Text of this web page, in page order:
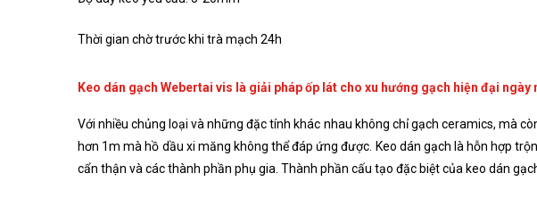
Thời gian chờ trước khi trà mạch 24h
Keo dán gạch Webertai vis là giải pháp ốp lát cho xu hướng gạch hiện đại ngày
Với nhiều chủng loại và những đặc tính khác nhau không chỉ gạch ceramics, mà
hơn 1m mà hồ dầu xi măng không thể đáp ứng được. Keo dán gạch là hỗn hợp
cẩn thận và các thành phần phụ gia. Thành phần cấu tạo đặc biệt của keo dán